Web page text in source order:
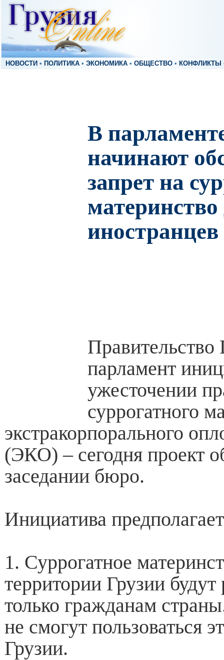
НОВОСТИ • ПОЛИТИКА • ЭКОНОМИКА • ОБЩЕСТВО • КОНФЛИКТЫ
В
начинают
запрет на
материнство
иностранцев
Правительство
парламент
ужесточении
суррогатного
экстракорпорального
(ЭКО) – сегодня проект
заседании бюро.
Инициатива
1. Суррогатное
территории Грузии
только гражданам
не смогут пользоваться
Грузии.